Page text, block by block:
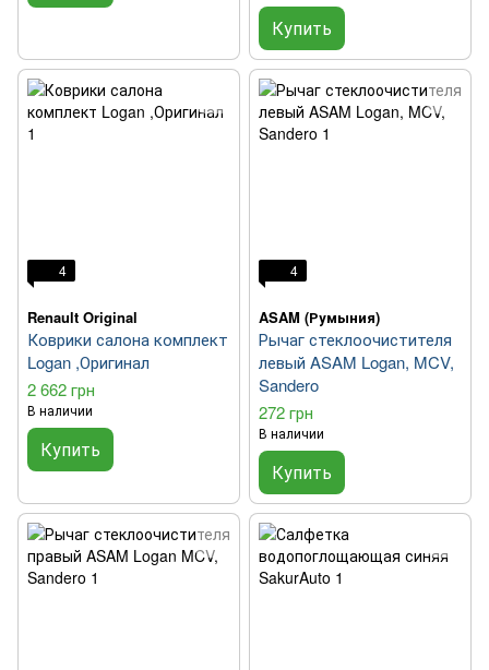
Купить
4
Renault Original
Коврики салона комплект
Logan ,Оригинал
2 662 грн
В наличии
Купить
4
ASAM (Румыния)
Рычаг стеклоочистителя
левый ASAM Logan, MCV,
Sandero
272 грн
В наличии
Купить